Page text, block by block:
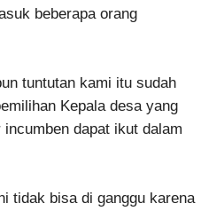
beberapa orang
tuntutan kami itu sudah
Kepala desa yang
dapat ikut dalam
tidak bisa di ganggu karena